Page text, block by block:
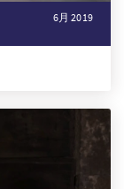
6月 2019